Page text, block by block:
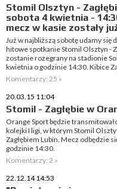
Stomil Olsztyn -
sobota 4 kwietnia -
mecz w kasie zostały
Już w najbliższą sobotę udamy się
hitowe spotkanie Stomil Olsztyn -
zostanie rozegrany na stadionie
kwietnia o godzinie 14:30. Kibice
Komentarzy: 25 »
20.03.15 11:04
Stomil - Zagłębie w
Orange Sport będzie
kolejki I ligi, w którym Stomil
Zagłębiem Lubin. Mecz odbędzie
godzinie 14:30.
Komentarzy: 2 »
22.12.14 14:53